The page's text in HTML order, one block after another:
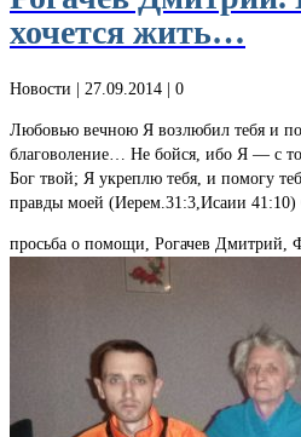
хочется жить…
Новости | 27.09.2014 | 0
Любовью вечною Я возлюбил тебя и
благоволение… Не бойся, ибо Я — с
Бог твой; Я укреплю тебя, и помогу
правды моей (Иерем.31:3,Исаии
просьба о помощи, Рогачев Дмитрий,